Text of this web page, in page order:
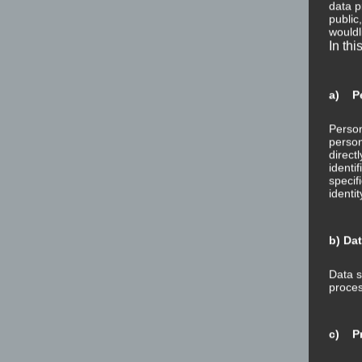
data
In
a)
b)
Data
c)